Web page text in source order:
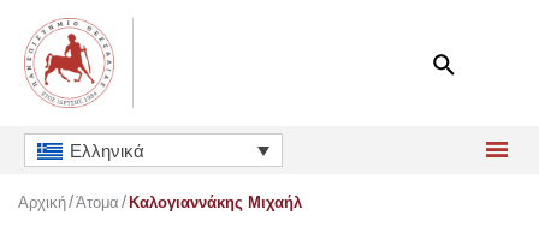
περιεχόμενο
Ελληνικά
Αρχική Άτομα Καλογιαννάκης Μιχαήλ